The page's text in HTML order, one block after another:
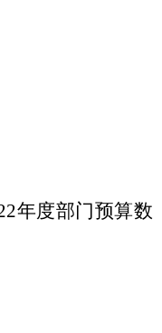
年度部门预算数